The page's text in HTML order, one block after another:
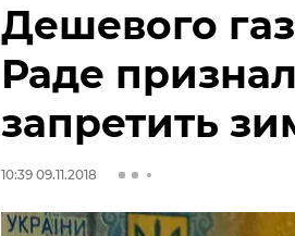
Дешевого
Раде
запретить
10:39 09.11.2018